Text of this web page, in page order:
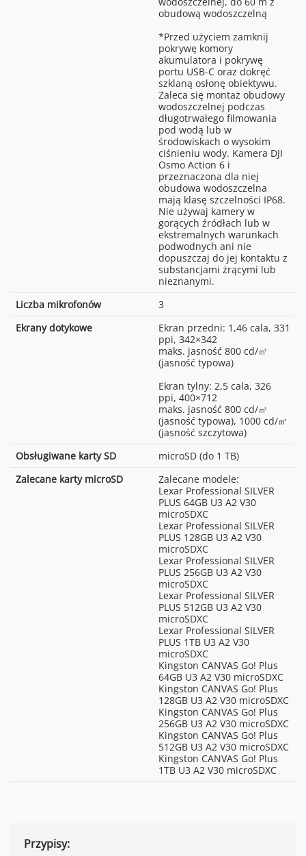
obudową wodoszczelną
*Przed użyciem zamknij
pokrywę komory
akumulatora i pokrywę
portu USB-C oraz dokręć
szklaną osłonę obiektywu.
Zaleca się montaż obudowy
wodoszczelnej podczas
długotrwałego filmowania
pod wodą lub w
środowiskach o wysokim
ciśnieniu wody. Kamera DJI
Osmo Action 6 i
przeznaczona dla niej
obudowa wodoszczelna
mają klasę szczelności IP68.
Nie używaj kamery w
gorących źródłach lub w
ekstremalnych warunkach
podwodnych ani nie
dopuszczaj do jej kontaktu z
substancjami żrącymi lub
nieznanymi.
Liczba mikrofonów
3
Ekrany dotykowe
Ekran przedni: 1,46 cala, 331
ppi, 342×342
maks. jasność 800 cd/㎡
(jasność typowa)
Ekran tylny: 2,5 cala, 326
ppi, 400×712
maks. jasność 800 cd/㎡
(jasność typowa), 1000 cd/㎡
(jasność szczytowa)
Obsługiwane karty SD
microSD (do 1 TB)
Zalecane karty microSD
Zalecane modele:
Lexar Professional SILVER
PLUS 64GB U3 A2 V30
microSDXC
Lexar Professional SILVER
PLUS 128GB U3 A2 V30
microSDXC
Lexar Professional SILVER
PLUS 256GB U3 A2 V30
microSDXC
Lexar Professional SILVER
PLUS 512GB U3 A2 V30
microSDXC
Lexar Professional SILVER
PLUS 1TB U3 A2 V30
microSDXC
Kingston CANVAS Go! Plus
64GB U3 A2 V30 microSDXC
Kingston CANVAS Go! Plus
128GB U3 A2 V30 microSDXC
Kingston CANVAS Go! Plus
256GB U3 A2 V30 microSDXC
Kingston CANVAS Go! Plus
512GB U3 A2 V30 microSDXC
Kingston CANVAS Go! Plus
1TB U3 A2 V30 microSDXC
wideo maksymalna wartość ISO
Zdjęcia: 1/8000–30 s
Wideo: 1/8000 s do limitu liczby
klatek na sekundę
7168×5376
Zoom cyfrowy
Zdjęcia: maks. 2×
Wideo: maks. 2×
Zoom nie jest obsługiwany w
trybach zdjęć 38 MP/34 MP,
SuperNight, Subject Tracking,
Slow Motion i Timelapse.
Single: ok. 38 MP
Countdown: Wył./0,5/1/2/3/5/10 s
Burst: do 30 zdjęć/3 s
8K (16:9):
7680×4320@24/25/30FPS*
4K Custom:
4K (4:3): 3840×2880@100/120FPS
3840×2880@24/25/30/48/50/60FPS
4K (16:9): 3840×2160@100/120FPS
4K (16:9):
3840×2160@24/25/30/48/50/60FPS
4K (9:16):
2160×3840@24/25/30/48/50/60FPS
2.7K (4:3):
2688×2016@100/120FPS
2.7K (4:3):
2.7K (16:9):
2.7K (16:9):
2688×1512@24/25/30/48/50/60FPS
2.7K (9:16):
1512×2688@100/120FPS
2.7K (9:16):
1512×2688@24/25/30/48/50/60FPS
1080p (16:9):
1920×1080@100/120/200/240FPS
1080p (16:9):
1920×1080@24/25/30/48/50/60FPS
1080p (9:16):
1080×1920@100/120/200/240FPS
1080p (9:16):
1080×1920@24/25/30/48/50/60FPS
*Nagrywanie w rozdzielczości 8K
jest ograniczone do proporcji
obrazu 16:9. Funkcja EIS jest
ograniczona do
RockSteady/RockSteady+, a opcje
FOV do Standard, Natural Wide i
Wide. Funkcje Film Tone i Quality
Priority są niedostępne.
Maksymalna czułość ISO: 12800
(tryb kolorów Normal) lub 6400
(D-Log M). Pobieranie i edycja
Przypisy: